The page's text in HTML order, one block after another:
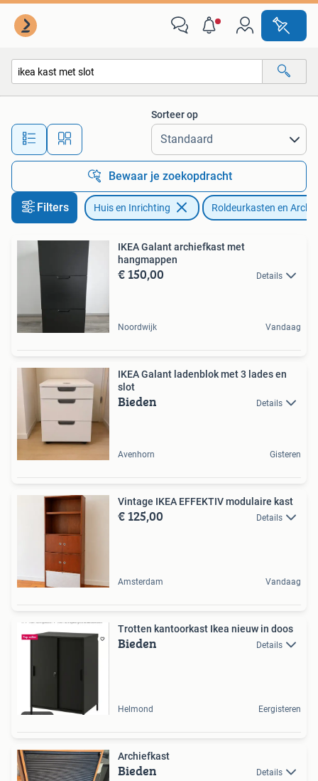
Alle afstanden…
Sorteer op
Bewaar je zoekopdracht
Filters Huis en Inrichting Roldeurkasten en
IKEA Galant archiefkast met
hangmappen
€ 150,00 Details
Noordwijk Vandaag
IKEA Galant ladenblok met 3 lades en
slot
Bieden Details
Avenhorn Gisteren
Vintage IKEA EFFEKTIV modulaire kast
€ 125,00 Details
Amsterdam Vandaag
Trotten kantoorkast Ikea nieuw in doos
Bieden Details
Helmond Eergisteren
Archiefkast
Bieden Details